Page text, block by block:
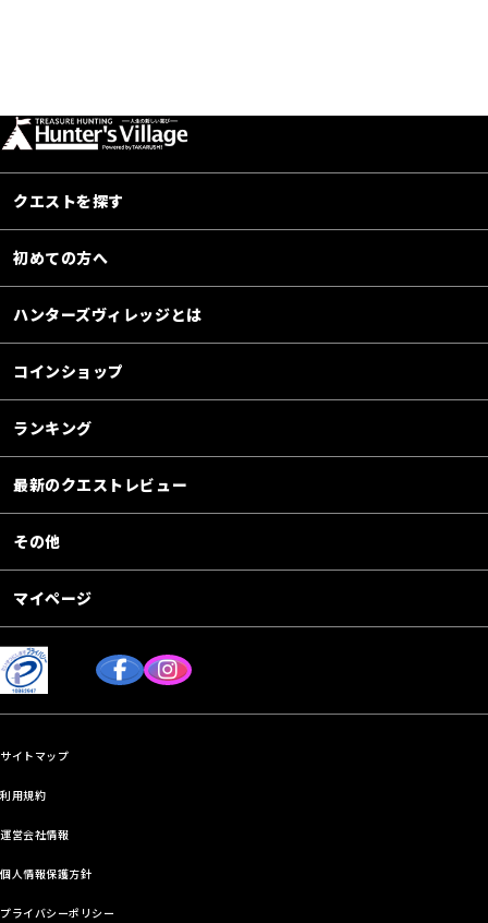
クエストを探す
初めての方へ
ハンターズヴィレッジとは
コインショップ
ランキング
最新のクエストレビュー
その他
マイページ
サイトマップ
利用規約
運営会社情報
個人情報保護方針
プライバシーポリシー